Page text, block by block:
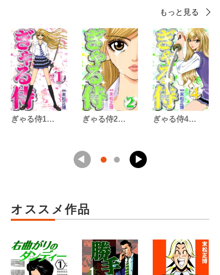
もっと見る
ぎゃる侍1… ぎゃる侍2… ぎゃる侍4…
オススメ作品